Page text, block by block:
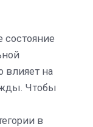
влияет на
Чтобы
в